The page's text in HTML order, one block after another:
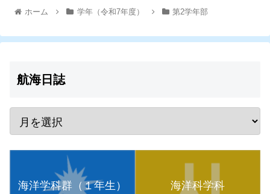
ホーム 学年（令和7年度） 第2学年部
航海日誌
海洋学科群（１年生） 海洋科学科